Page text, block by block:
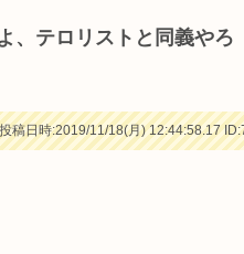
、テロリストと同義やろ
稿日時:2019/11/18(月) 12:44:58.17